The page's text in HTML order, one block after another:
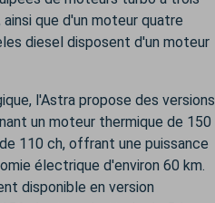
que d'un moteur quatre
diesel disposent d'un moteur
l'Astra propose des versions
un moteur thermique de 150
110 ch, offrant une puissance
électrique d'environ 60 km.
disponible en version